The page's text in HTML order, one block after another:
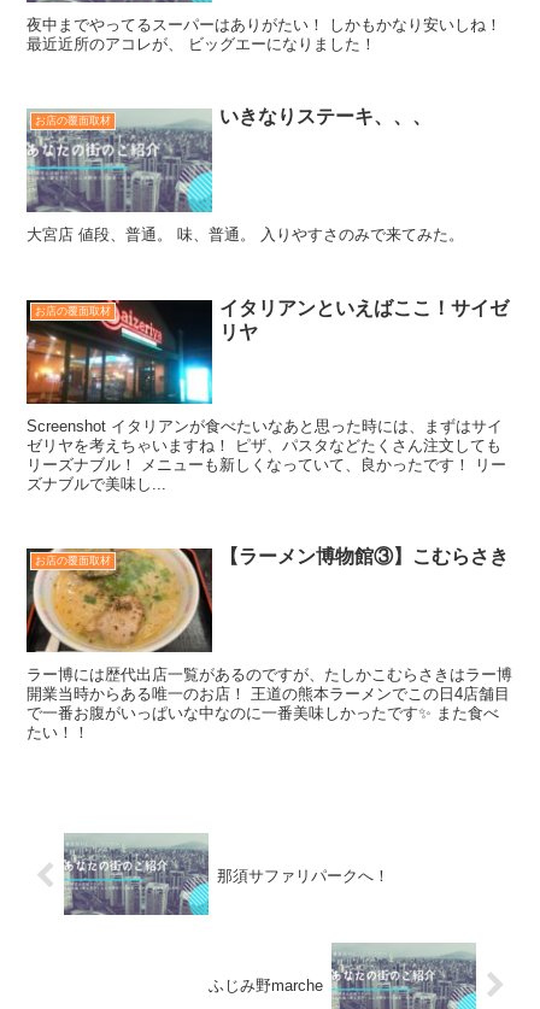
夜中までやってるスーパーはありがたい！ しかもかなり安いしね！
最近近所のアコレが、 ビッグエーになりました！
お店の覆面取材 いきなりステーキ、、、
大宮店 値段、普通。 味、普通。 入りやすさのみで来てみた。
お店の覆面取材
イタリアンといえばここ！サイゼ
リヤ
Screenshot イタリアンが食べたいなあと思った時には、まずはサイ
ゼリヤを考えちゃいますね！ ピザ、パスタなどたくさん注文しても
リーズナブル！ メニューも新しくなっていて、良かったです！ リー
ズナブルで美味し...
お店の覆面取材 【ラーメン博物館③】こむらさき
ラー博には歴代出店一覧があるのですが、たしかこむらさきはラー博
開業当時からある唯一のお店！ 王道の熊本ラーメンでこの日4店舗目
で一番お腹がいっぱいな中なのに一番美味しかったです✨ また食べ
たい！！
那須サファリパークへ！
ふじみ野marche